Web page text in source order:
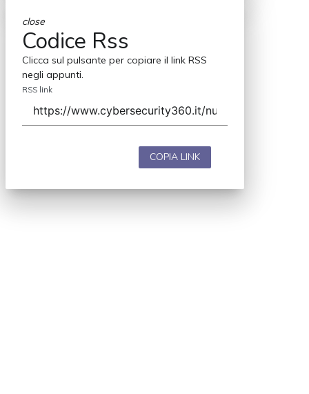
close
Codice Rss
Clicca sul pulsante per copiare il link RSS
negli appunti.
RSS link
COPIA LINK